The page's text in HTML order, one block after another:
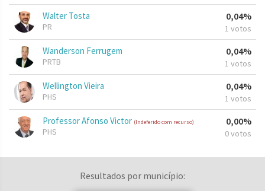
Walter Tosta
PR
0,04%
1 votos
Wanderson Ferrugem
PRTB
0,04%
1 votos
Wellington Vieira
PHS
0,04%
1 votos
Professor Afonso Victor (Indeferido com recurso)
PHS
0,00%
0 votos
Resultados por município: